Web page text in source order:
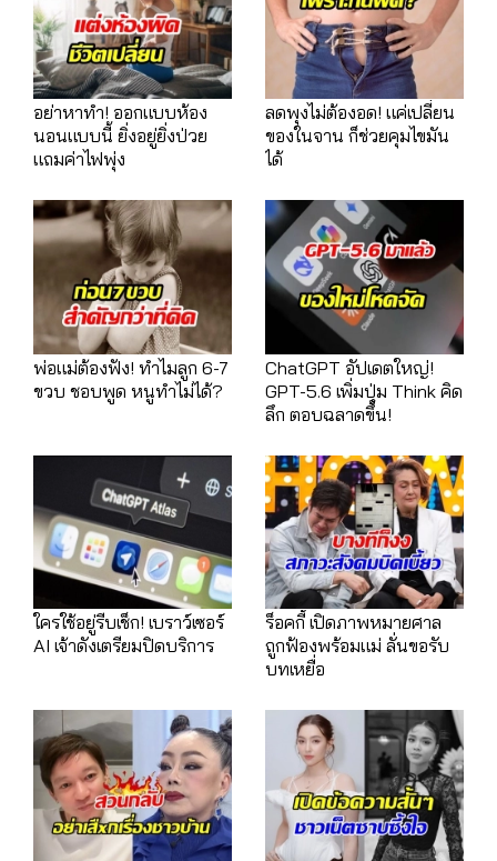
อย่าหาทำ! ออกแบบห้อง
นอนแบบนี้ ยิ่งอยู่ยิ่งป่วย
แถมค่าไฟพุ่ง
ลดพุงไม่ต้องอด! แค่เปลี่ยน
ของในจาน ก็ช่วยคุมไขมัน
ได้
พ่อแม่ต้องฟัง! ทำไมลูก 6-7
ขวบ ชอบพูด หนูทำไม่ได้?
ChatGPT อัปเดตใหญ่!
GPT-5.6 เพิ่มปุ่ม Think คิด
ลึก ตอบฉลาดขึ้น!
ใครใช้อยู่รีบเช็ก! เบราว์เซอร์
AI เจ้าดังเตรียมปิดบริการ
ร็อคกี้ เปิดภาพหมายศาล
ถูกฟ้องพร้อมแม่ ลั่นขอรับ
บทเหยื่อ